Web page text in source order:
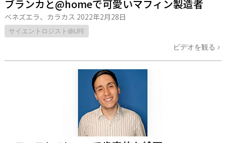
ブランカと@homeで可愛いマフィン製造者
ベネズエラ、カラカス 2022年2月28日
サイエントロジスト@LIFE
ビデオを観る